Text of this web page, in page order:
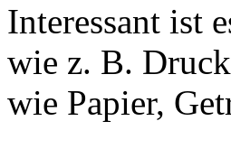
Interessant ist
wie z. B.
wie Papier,